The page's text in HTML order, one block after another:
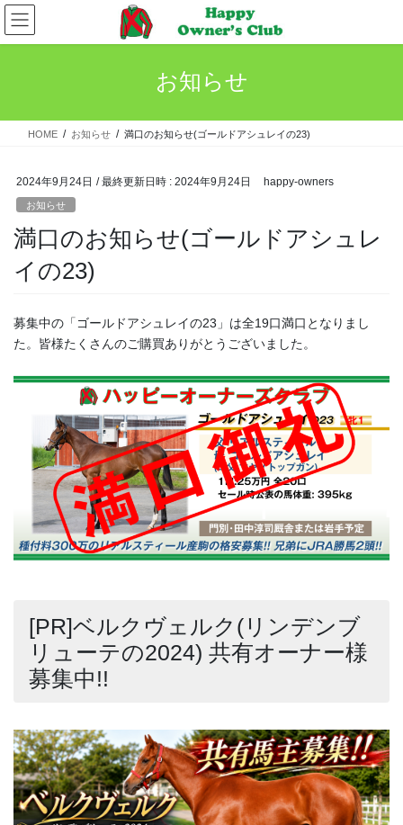
コ
ン
テ
ス
ナ
ビ
ゲ
ン
お知らせ
HOME お知らせ 満口のお知らせ(ゴールドアシュレイの23)
2024年9月24日 / 最終更新日時 : 2024年9月24日 happy-owners
お知らせ
満口のお知らせ(ゴールドアシュレ
イの23)
募集中の「ゴールドアシュレイの23」は全19口満口となりまし
た。皆様たくさんのご購買ありがとうございました。
[PR]ベルクヴェルク(リンデンブ
リューテの2024) 共有オーナー様
募集中!!